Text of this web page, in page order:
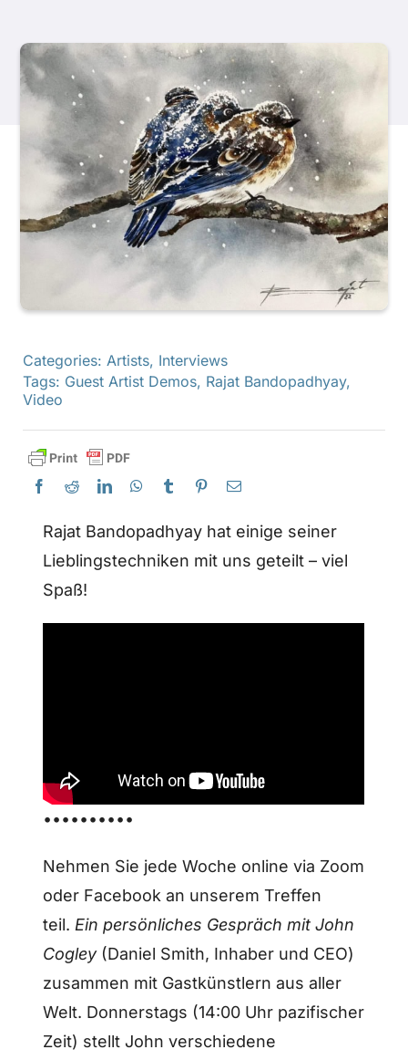
Produkte
Veranstaltungen
Blog
Ressourcen
Abonnieren
Categories: Artists, Interviews
Tags: Guest Artist Demos, Rajat Bandopadhyay,
Video
Rajat Bandopadhyay hat einige seiner
Lieblingstechniken mit uns geteilt – viel
Spaß!
••••••••••
Nehmen Sie jede Woche online via Zoom
oder Facebook an unserem Treffen
teil. Ein persönliches Gespräch mit John
Cogley(Daniel Smith, Inhaber und CEO)
zusammen mit Gastkünstlern aus aller
Welt. Donnerstags (14:00 Uhr pazifischer
Zeit) stellt John verschiedene